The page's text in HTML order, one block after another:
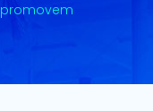
promovem